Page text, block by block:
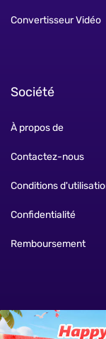
Convertisseur Vidéo
Société
À propos de
Contactez-nous
Conditions
Confidentialité
Remboursement